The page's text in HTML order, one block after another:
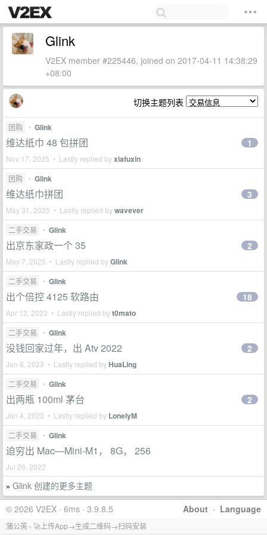
Glink
V2EX member #225446, joined on 2017-04-11 14:38:29
+08:00
切换主题列表
团购 • Glink
维达纸巾 48 包拼团
Nov 17, 2025 • Lastly replied byxiafuxin
1
团购 • Glink
维达纸巾拼团
May 31, 2025 • Lastly replied bywavever
3
二手交易 • Glink
出京东家政一个 35
May 7, 2025 • Lastly replied byGlink
2
二手交易 • Glink
出个倍控 4125 软路由
Apr 12, 2023 • Lastly replied byt0mato
18
二手交易 • Glink
没钱回家过年，出 Atv 2022
Jan 8, 2023 • Lastly replied byHuaLing
2
二手交易 • Glink
出两瓶 100ml 茅台
Jan 4, 2023 • Lastly replied by LonelyM
2
二手交易 • Glink
迫穷出 Mac—Mini-M1， 8G， 256
Jul 26, 2022
» Glink 创建的更多主题
About · Language
© 2026 V2EX · 6ms · 3.9.8.5
蒲公英 - 🚀上传App→生成二维码→扫码安装